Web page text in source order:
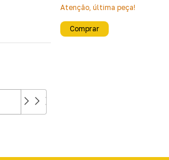
Atenção, última peça!
Comprar